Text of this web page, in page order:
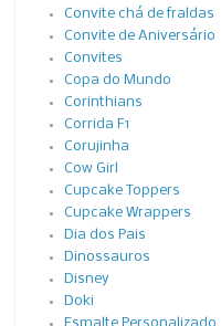
Convite chá de fraldas
Convite de Aniversário
Convites
Copa do Mundo
Corinthians
Corrida F1
Corujinha
Cow Girl
Cupcake Toppers
Cupcake Wrappers
Dia dos Pais
Dinossauros
Disney
Doki
Esmalte Personalizado